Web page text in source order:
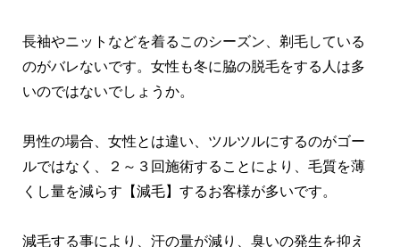
長袖やニットなどを着るこのシーズン、剃毛している
のがバレないです。女性も冬に脇の脱毛をする人は多
いのではないでしょうか。
男性の場合、女性とは違い、ツルツルにするのがゴー
ルではなく、２～３回施術することにより、毛質を薄
くし量を減らす【減毛】するお客様が多いです。
減毛する事により、汗の量が減り、臭いの発生を抑え